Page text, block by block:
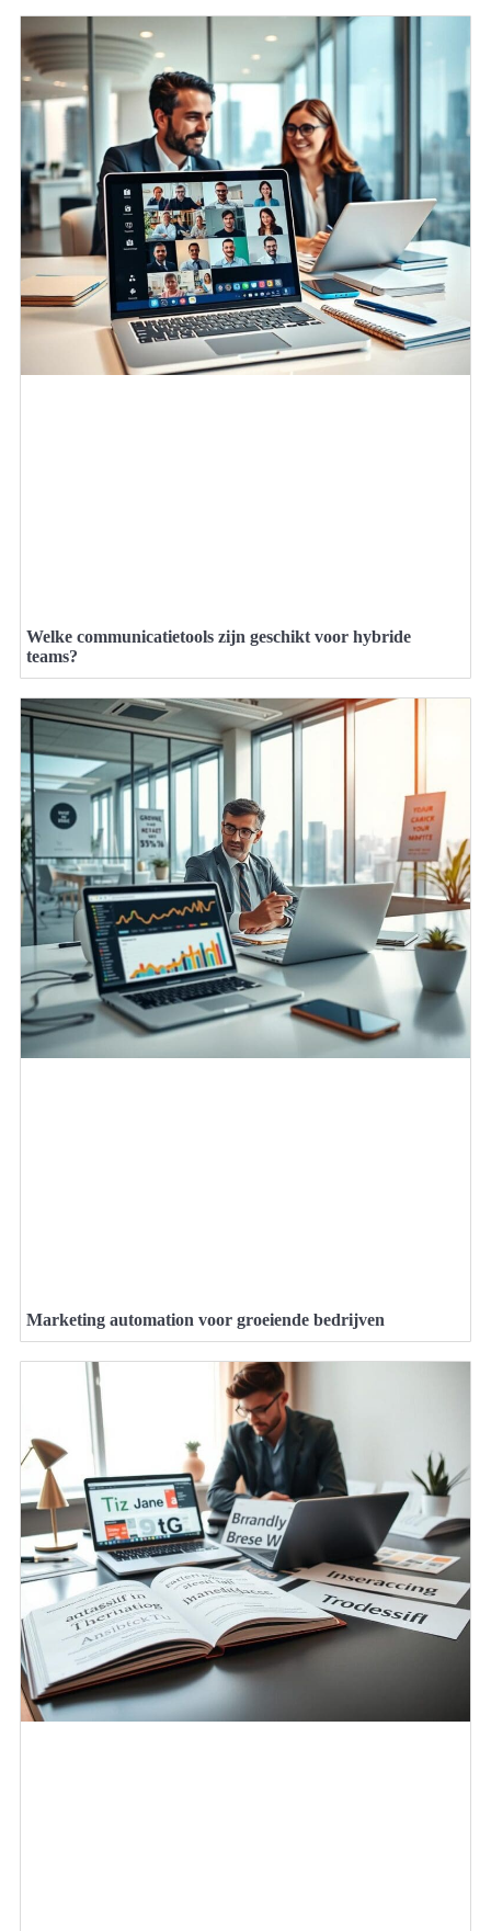
Welke communicatietools zijn geschikt voor hybride
teams?
Marketing automation voor groeiende bedrijven